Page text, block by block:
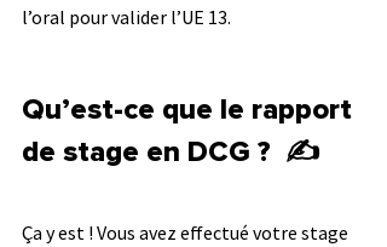
l’oral pour valider l’UE 13.
Qu’est-ce que le rapport
de stage en DCG ?  ✍️
Ça y est ! Vous avez effectué votre stage